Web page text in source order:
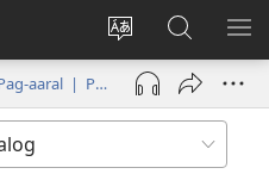
Baguhin
ang
wika
ng
Mag-
log
bubukas
sa
JW.ORG
Ang Bantayan—Edisyon Para sa Pag-aaral | Pebrero 2023